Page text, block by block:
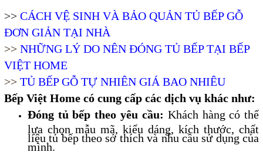
>> CÁCH VỆ SINH VÀ BẢO QUẢN TỦ BẾP GỖ
ĐƠN GIẢN TẠI NHÀ
>> NHỮNG LÝ DO NÊN ĐÓNG TỦ BẾP TẠI BẾP
VIỆT HOME
>> TỦ BẾP GỖ TỰ NHIÊN GIÁ BAO NHIÊU
Bếp Việt Home có cung cấp các dịch vụ khác như:
Đóng tủ bếp theo yêu cầu: Khách hàng có thể
lựa chọn mẫu mã, kiểu dáng, kích thước, chất
liệu tủ bếp theo sở thích và nhu cầu sử dụng của
mình.